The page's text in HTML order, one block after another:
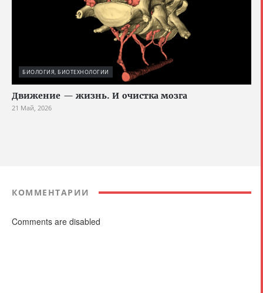
БИОЛОГИЯ, БИОТЕХНОЛОГИИ
Движение — жизнь. И очистка мозга
21 Май, 2026
КОММЕНТАРИИ
Comments are disabled